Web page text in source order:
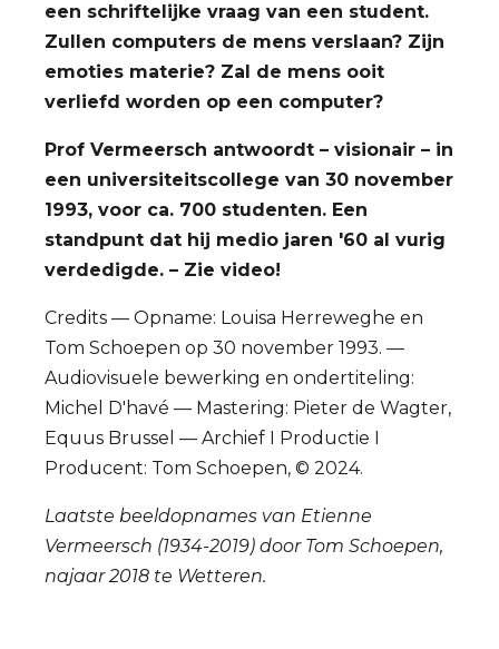
een schriftelijke vraag van een student.
Zullen computers de mens verslaan? Zijn
emoties materie? Zal de mens ooit
verliefd worden op een computer?
Prof Vermeersch antwoordt – visionair – in
een universiteitscollege van 30 november
1993, voor ca. 700 studenten. Een
standpunt dat hij medio jaren '60 al vurig
verdedigde. – Zie video!
Credits — Opname: Louisa Herreweghe en
Tom Schoepen op 30 november 1993. —
Audiovisuele bewerking en ondertiteling:
Michel D'havé — Mastering: Pieter de Wagter,
Equus Brussel — Archief I Productie I
Producent: Tom Schoepen, © 2024.
Laatste beeldopnames van Etienne
Vermeersch (1934-2019) door Tom Schoepen,
najaar 2018 te Wetteren.